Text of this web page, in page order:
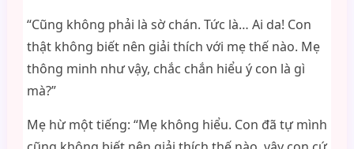
“Cũng không phải là sờ chán. Tức là… Ai da! Con
thật không biết nên giải thích với mẹ thế nào. Mẹ
thông minh như vậy, chắc chắn hiểu ý con là gì
mà?”
Mẹ hừ một tiếng: “Mẹ không hiểu. Con đã tự mình